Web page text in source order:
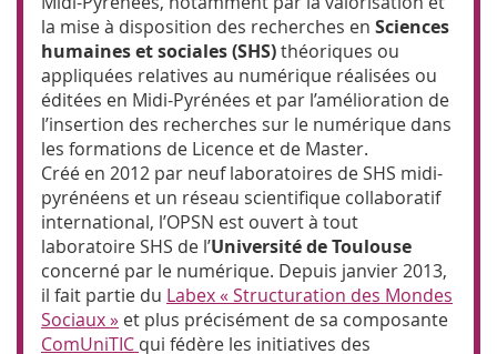
la mise à disposition des recherches en Sciences
humaines et sociales (SHS)théoriques ou
appliquées relatives au numérique réalisées ou
éditées en Midi-Pyrénées et par l’amélioration de
l’insertion des recherches sur le numérique dans
les formations de Licence et de Master.
Créé en 2012 par neuf laboratoires de SHS midi-
pyrénéens et un réseau scientifique collaboratif
international, l’OPSN est ouvert à tout
laboratoire SHS de l’Université de Toulouse
concerné par le numérique. Depuis janvier 2013,
il fait partie du Labex « Structuration des Mondes
Sociaux » et plus précisément de sa composante
ComUniTIC qui fédère les initiatives des